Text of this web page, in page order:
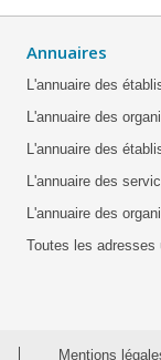
Annuaires
L'annuaire des
L'annuaire des
L'annuaire des
L'annuaire des
L'annuaire des
Toutes les adresses
Mentions